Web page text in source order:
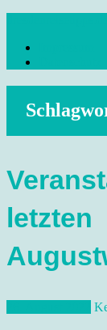
content
Reisetipps
letzten